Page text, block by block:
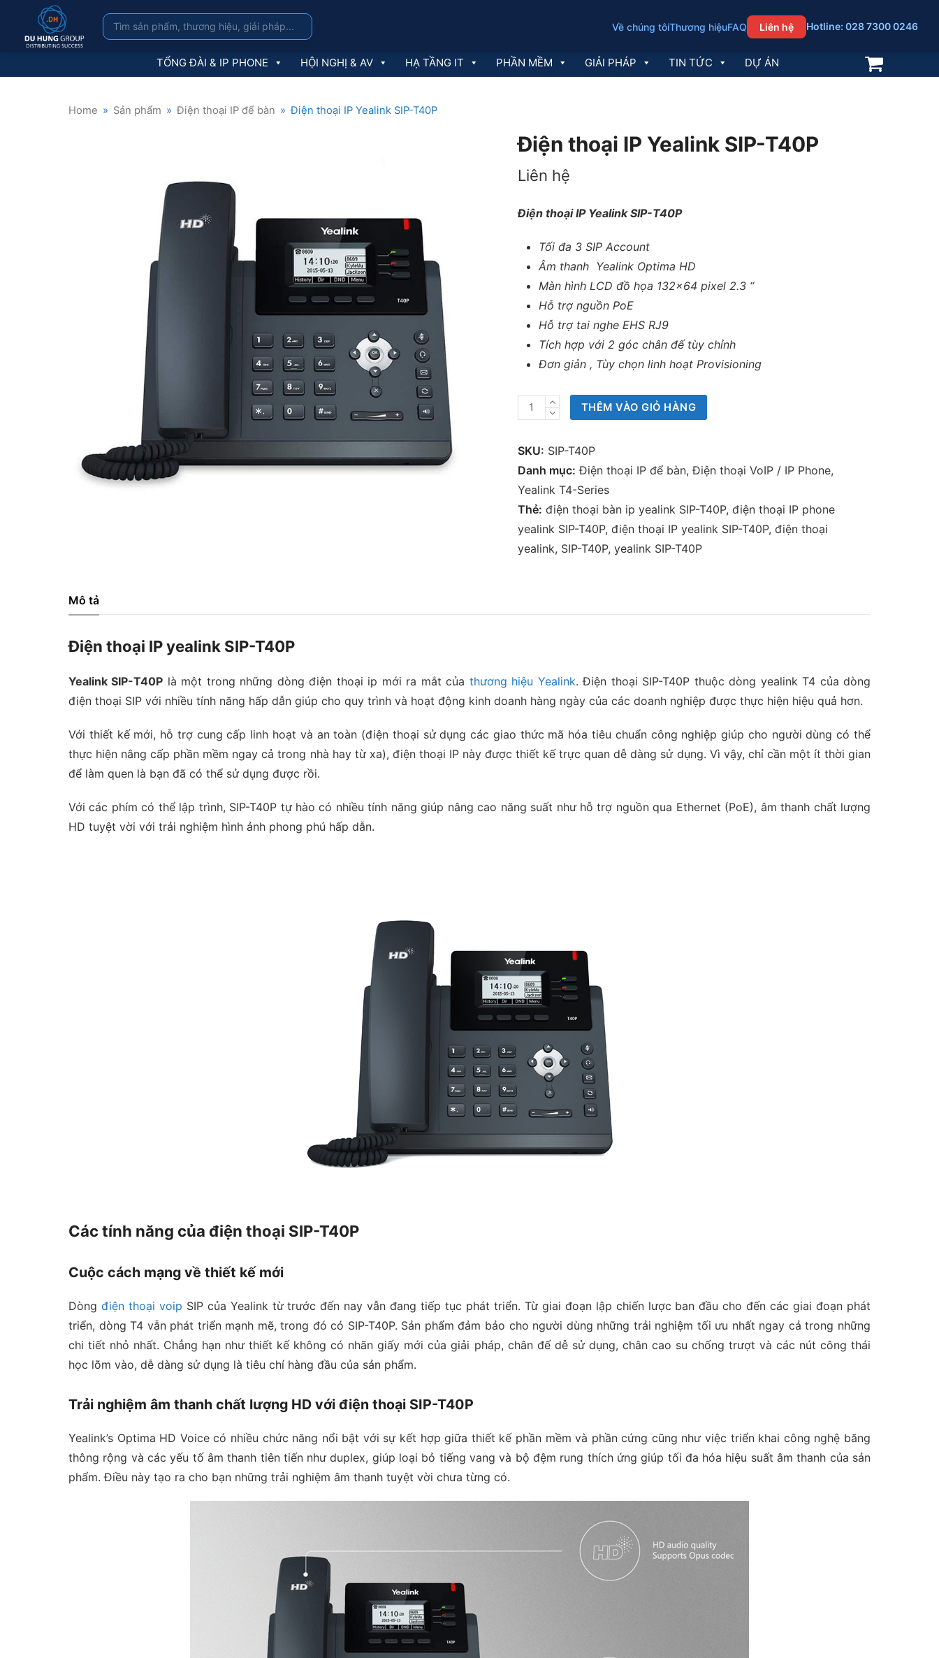
Về chúng tôiThương hiệuFAQ Liên hệ Hotline: 028 7300 0246
TỔNG ĐÀI & IP PHONE HỘI NGHỊ & AV HẠ TẦNG IT PHẦN MỀM GIẢI PHÁP TIN TỨC DỰ ÁN
Home » Sản phẩm » Điện thoại IP để bàn » Điện thoại IP Yealink SIP-T40P
Điện thoại IP Yealink SIP-T40P
Liên hệ
Điện thoại IP Yealink SIP-T40P
Tối đa 3 SIP Account
Âm thanh Yealink Optima HD
Màn hình LCD đồ họa 132×64 pixel 2.3 “
Hỗ trợ nguồn PoE
Hỗ trợ tai nghe EHS RJ9
Tích hợp với 2 góc chân đế tùy chỉnh
Đơn giản , Tùy chọn linh hoạt Provisioning
Điện
thoại
IP
Yealink
SIP-
T40P
lượng
THÊM VÀO GIỎ HÀNG
SKU: SIP-T40P
Danh mục: Điện thoại IP để bàn,Điện thoại VoIP / IP Phone,
Yealink T4-Series
Thẻ: điện thoại bàn ip yealink SIP-T40P, điện thoại IP phone
yealink SIP-T40P, điện thoại IP yealink SIP-T40P, điện thoại
yealink, SIP-T40P, yealink SIP-T40P
Mô tả
Điện thoại IP yealink SIP-T40P
Yealink SIP-T40P là một trong những dòng điện thoại ip mới ra mắt của thương hiệu Yealink. Điện thoại SIP-T40P thuộc dòng yealink T4 của dòng
điện thoại SIP với nhiều tính năng hấp dẫn giúp cho quy trình và hoạt động kinh doanh hàng ngày của các doanh nghiệp được thực hiện hiệu quả hơn.
Với thiết kế mới, hỗ trợ cung cấp linh hoạt và an toàn (điện thoại sử dụng các giao thức mã hóa tiêu chuẩn công nghiệp giúp cho người dùng có thể
thực hiện nâng cấp phần mềm ngay cả trong nhà hay từ xa), điện thoại IP này được thiết kế trực quan dễ dàng sử dụng. Vì vậy, chỉ cần một ít thời gian
để làm quen là bạn đã có thể sử dụng được rồi.
Với các phím có thể lập trình, SIP-T40P tự hào có nhiều tính năng giúp nâng cao năng suất như hỗ trợ nguồn qua Ethernet (PoE), âm thanh chất lượng
HD tuyệt vời với trải nghiệm hình ảnh phong phú hấp dẫn.
Các tính năng của điện thoại SIP-T40P
Cuộc cách mạng về thiết kế mới
Dòng điện thoại voip SIP của Yealink từ trước đến nay vẫn đang tiếp tục phát triển. Từ giai đoạn lập chiến lược ban đầu cho đến các giai đoạn phát
triển, dòng T4 vẫn phát triển mạnh mẽ, trong đó có SIP-T40P. Sản phẩm đảm bảo cho người dùng những trải nghiệm tối ưu nhất ngay cả trong những
chi tiết nhỏ nhất. Chẳng hạn như thiết kế không có nhãn giấy mới của giải pháp, chân đế dễ sử dụng, chân cao su chống trượt và các nút công thái
học lõm vào, dễ dàng sử dụng là tiêu chí hàng đầu của sản phẩm.
Trải nghiệm âm thanh chất lượng HD với điện thoại SIP-T40P
Yealink’s Optima HD Voice có nhiều chức năng nổi bật với sự kết hợp giữa thiết kế phần mềm và phần cứng cũng như việc triển khai công nghệ băng
thông rộng và các yếu tố âm thanh tiên tiến như duplex, giúp loại bỏ tiếng vang và bộ đệm rung thích ứng giúp tối đa hóa hiệu suất âm thanh của sản
phẩm. Điều này tạo ra cho bạn những trải nghiệm âm thanh tuyệt vời chưa từng có.